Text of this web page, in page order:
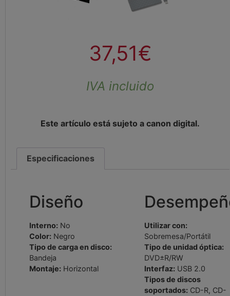
37,51€
IVA incluido
Este artículo está sujeto a canon digital.
Especificaciones
Diseño
Interno: No
Color: Negro
Tipo de carga en disco:
Bandeja
Montaje: Horizontal
Utilizar con:
Sobremesa/Portátil
Tipo de unidad óptica:
DVD±R/RW
Interfaz: USB 2.0
Tipos de discos
soportados: CD-R, CD-